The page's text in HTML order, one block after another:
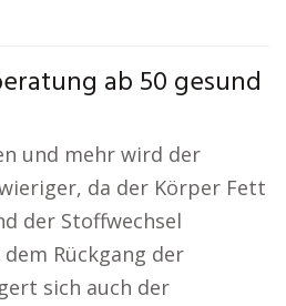
ab 50 gesund
und mehr wird der
da der Körper Fett
der Stoffwechsel
Rückgang der
sich auch der